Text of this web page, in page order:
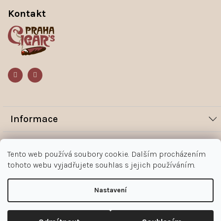
Tento web používá soubory cookie. Dalším procházením
tohoto webu vyjadřujete souhlas s jejich používáním.
Nastavení
Informace
Novinky
Magazín
Jak nakupovat
Obchodní podmínky
Reklamace
Kontakt
Kontakt